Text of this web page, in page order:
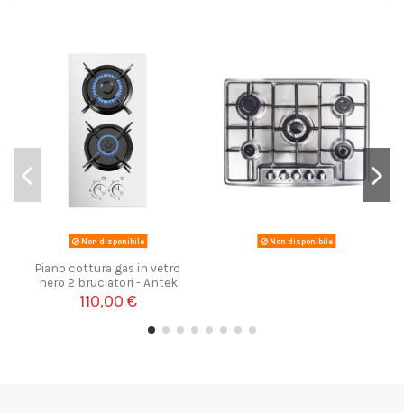
Non disponibile
Piano cottura gas in vetro
nero 2 bruciatori - Antek
110,00 €
Non disponibile